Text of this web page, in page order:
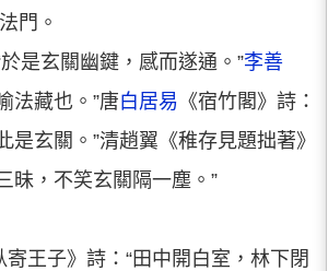
門。
於是玄關幽鍵，感而遂通。”李善
法藏也。”唐白居易 《宿竹閣》詩：
是玄關。”清趙翼《稚存見題拙著》
昧，不笑玄關隔一塵。”
王子》詩：“田中開白室，林下閉